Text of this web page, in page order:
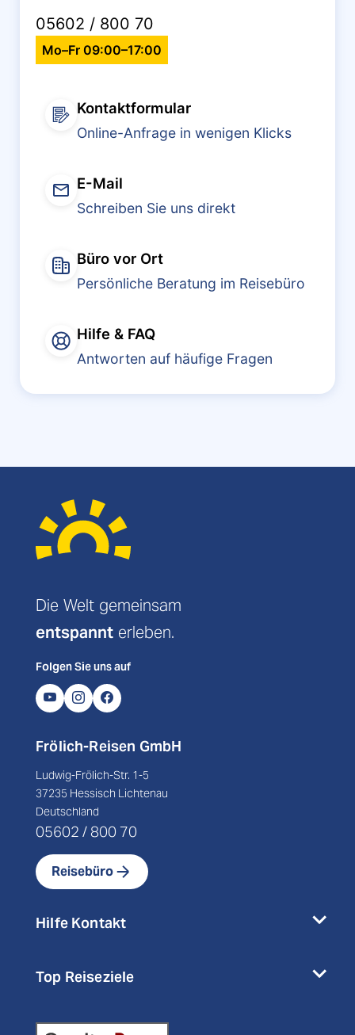
05602 / 800 70
Mo–Fr 09:00–17:00
Kontaktformular
Online-Anfrage in wenigen Klicks
E-Mail
Schreiben Sie uns direkt
Büro vor Ort
Persönliche Beratung im Reisebüro
Hilfe & FAQ
Antworten auf häufige Fragen
Die Welt gemeinsam
entspannt erleben.
Folgen Sie uns auf
Frölich-Reisen GmbH
Ludwig-Frölich-Str. 1-5
37235 Hessisch Lichtenau
Deutschland
05602 / 800 70
Reisebüro
Hilfe Kontakt
Top Reiseziele